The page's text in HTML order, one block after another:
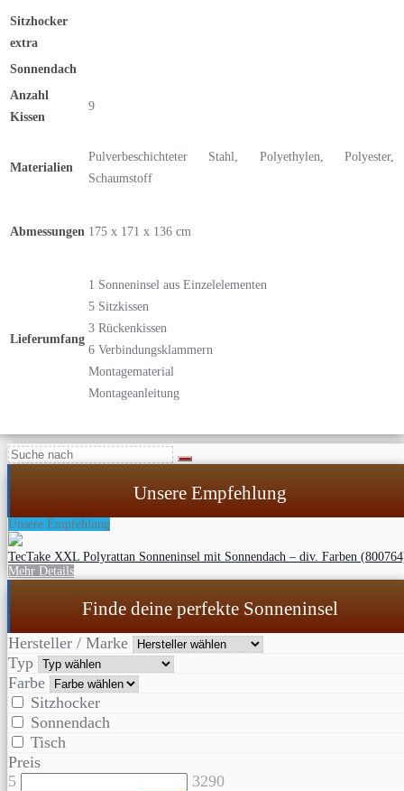
Sitzhocker
extra
Sonnendach
Anzahl
Kissen
9
Materialien
Pulverbeschichteter Stahl, Polyethylen, Polyester,
Schaumstoff
Abmessungen 175 x 171 x 136 cm
Lieferumfang
1 Sonneninsel aus Einzelelementen
5 Sitzkissen
3 Rückenkissen
6 Verbindungsklammern
Montagematerial
Montageanleitung
Unsere Empfehlung
Unsere Empfehlung
TecTake XXL Polyrattan Sonneninsel mit Sonnendach – div. Farben
Mehr Details
Finde deine perfekte Sonneninsel
Hersteller / Marke
Typ
Farbe
Sitzhocker
Sonnendach
Tisch
Preis
5
3290